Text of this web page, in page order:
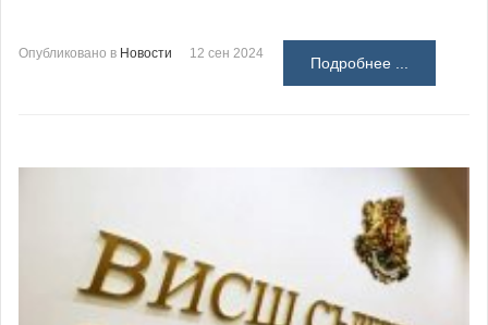
Опубликовано в Новости 12 сен 2024
Подробнее ...